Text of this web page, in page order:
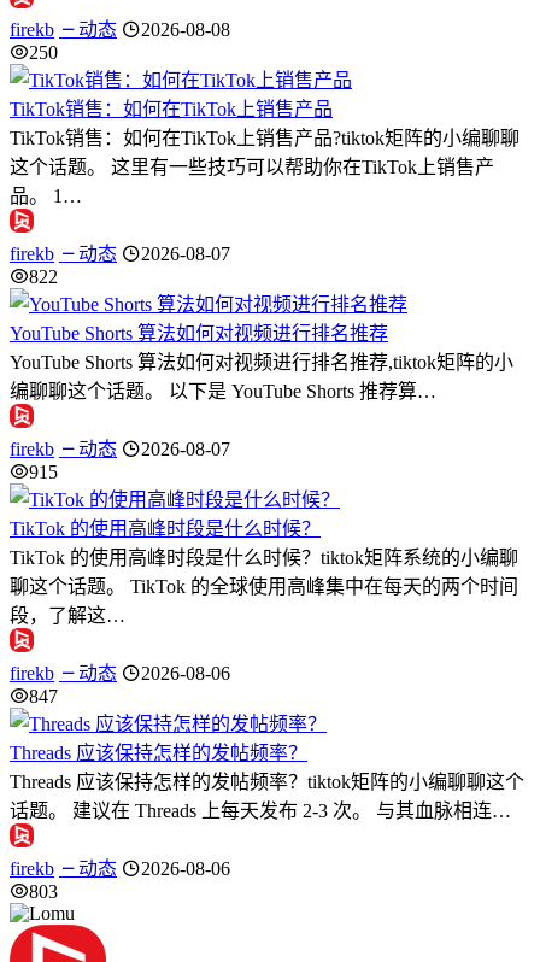
firekb 动态
2026-08-08
250
TikTok销售：如何在TikTok上销售产品
TikTok销售：如何在TikTok上销售产品?tiktok矩阵的小编聊聊
这个话题。 这里有一些技巧可以帮助你在TikTok上销售产
品。 1…
firekb 动态
2026-08-07
822
YouTube Shorts 算法如何对视频进行排名推荐
YouTube Shorts 算法如何对视频进行排名推荐,tiktok矩阵的小
编聊聊这个话题。 以下是 YouTube Shorts 推荐算…
firekb 动态
2026-08-07
915
TikTok 的使用高峰时段是什么时候？
TikTok 的使用高峰时段是什么时候？tiktok矩阵系统的小编聊
聊这个话题。 TikTok 的全球使用高峰集中在每天的两个时间
段，了解这…
firekb 动态
2026-08-06
847
Threads 应该保持怎样的发帖频率？
Threads 应该保持怎样的发帖频率？tiktok矩阵的小编聊聊这个
话题。 建议在 Threads 上每天发布 2-3 次。 与其血脉相连…
firekb 动态
2026-08-06
803